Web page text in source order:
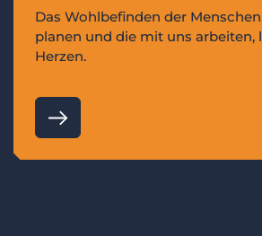
Das Wohlbefinden der
planen und die mit uns arbeiten,
Herzen.